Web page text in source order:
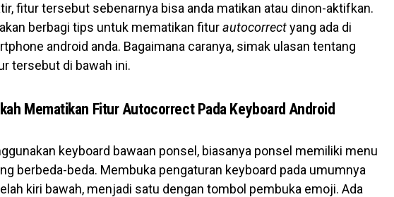
fitur tersebut sebenarnya bisa anda matikan atau dinon-aktifkan.
berbagi tips untuk mematikan fiturautocorrectyang ada di
android anda. Bagaimana caranya, simak ulasan tentang
tersebut di bawah ini.
Mematikan Fitur Autocorrect Pada Keyboard Android
keyboard bawaan ponsel, biasanya ponsel memiliki menu
berbeda-beda. Membuka pengaturan keyboard pada umumnya
kiri bawah, menjadi satu dengan tombol pembuka emoji. Ada